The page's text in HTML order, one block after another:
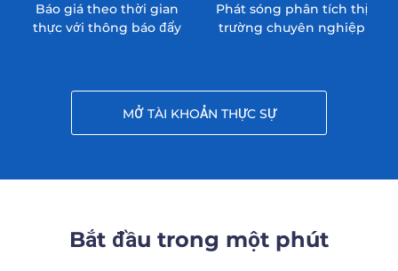
Báo giá theo thời gian
thực với thông báo đẩy
Phát sóng phân tích thị
trường chuyên nghiệp
MỞ TÀI KHOẢN THỰC SỰ
Bắt đầu trong một phút